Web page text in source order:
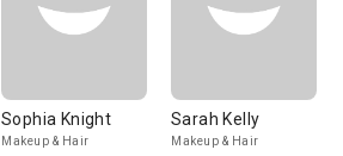
Sophia Knight
Makeup & Hair
Sarah Kelly
Makeup & Hair